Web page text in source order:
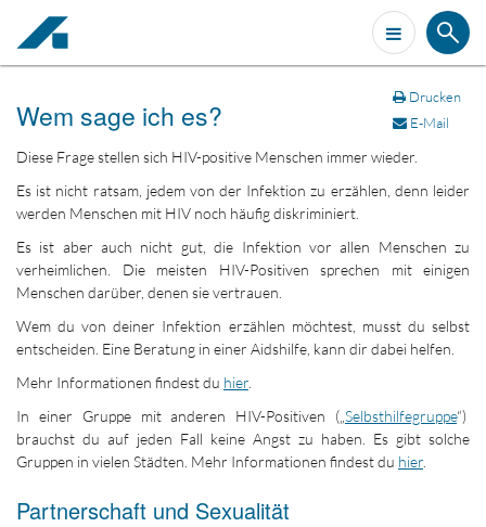
Wem sage ich es?
Drucken
E-Mail
Diese Frage stellen sich HIV-positive Menschen immer wieder.
Es ist nicht ratsam, jedem von der Infektion zu erzählen, denn leider
werden Menschen mit HIV noch häufig diskriminiert.
Es ist aber auch nicht gut, die Infektion vor allen Menschen zu
verheimlichen. Die meisten HIV-Positiven sprechen mit einigen
Menschen darüber, denen sie vertrauen.
Wem du von deiner Infektion erzählen möchtest, musst du selbst
entscheiden. Eine Beratung in einer Aidshilfe, kann dir dabei helfen.
Mehr Informationen findest du hier
In einer Gruppe mit anderen HIV-Positiven („ Selbsthilfegruppe“)
brauchst du auf jeden Fall keine Angst zu haben. Es gibt solche
Gruppen in vielen Städten. Mehr Informationen findest du hier
Partnerschaft und Sexualität